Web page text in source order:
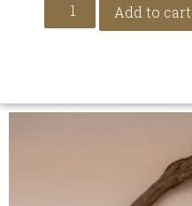
Add to cart